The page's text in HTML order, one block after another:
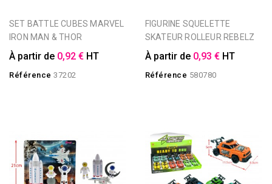
SET BATTLE CUBES MARVEL
IRON MAN & THOR
À partir de 0,92 € HT
Référence 37202
FIGURINE SQUELETTE
SKATEUR ROLLEUR REBELZ
À partir de 0,93 € HT
Référence 580780